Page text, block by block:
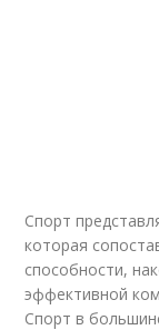
Спорт
которая
способности,
эффективной
Спорт в